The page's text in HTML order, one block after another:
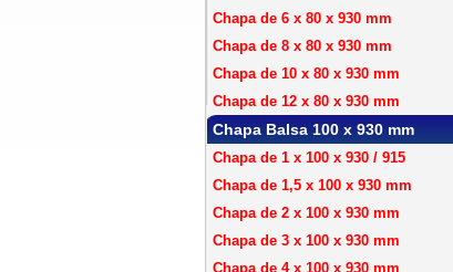
Chapa de 6 x 80 x 930 mm
Chapa de 8 x 80 x 930 mm
Chapa de 10 x 80 x 930 mm
Chapa de 12 x 80 x 930 mm
Chapa Balsa 100 x 930 mm
Chapa de 1 x 100 x 930 / 915
Chapa de 1,5 x 100 x 930 mm
Chapa de 2 x 100 x 930 mm
Chapa de 3 x 100 x 930 mm
Chapa de 4 x 100 x 930 mm